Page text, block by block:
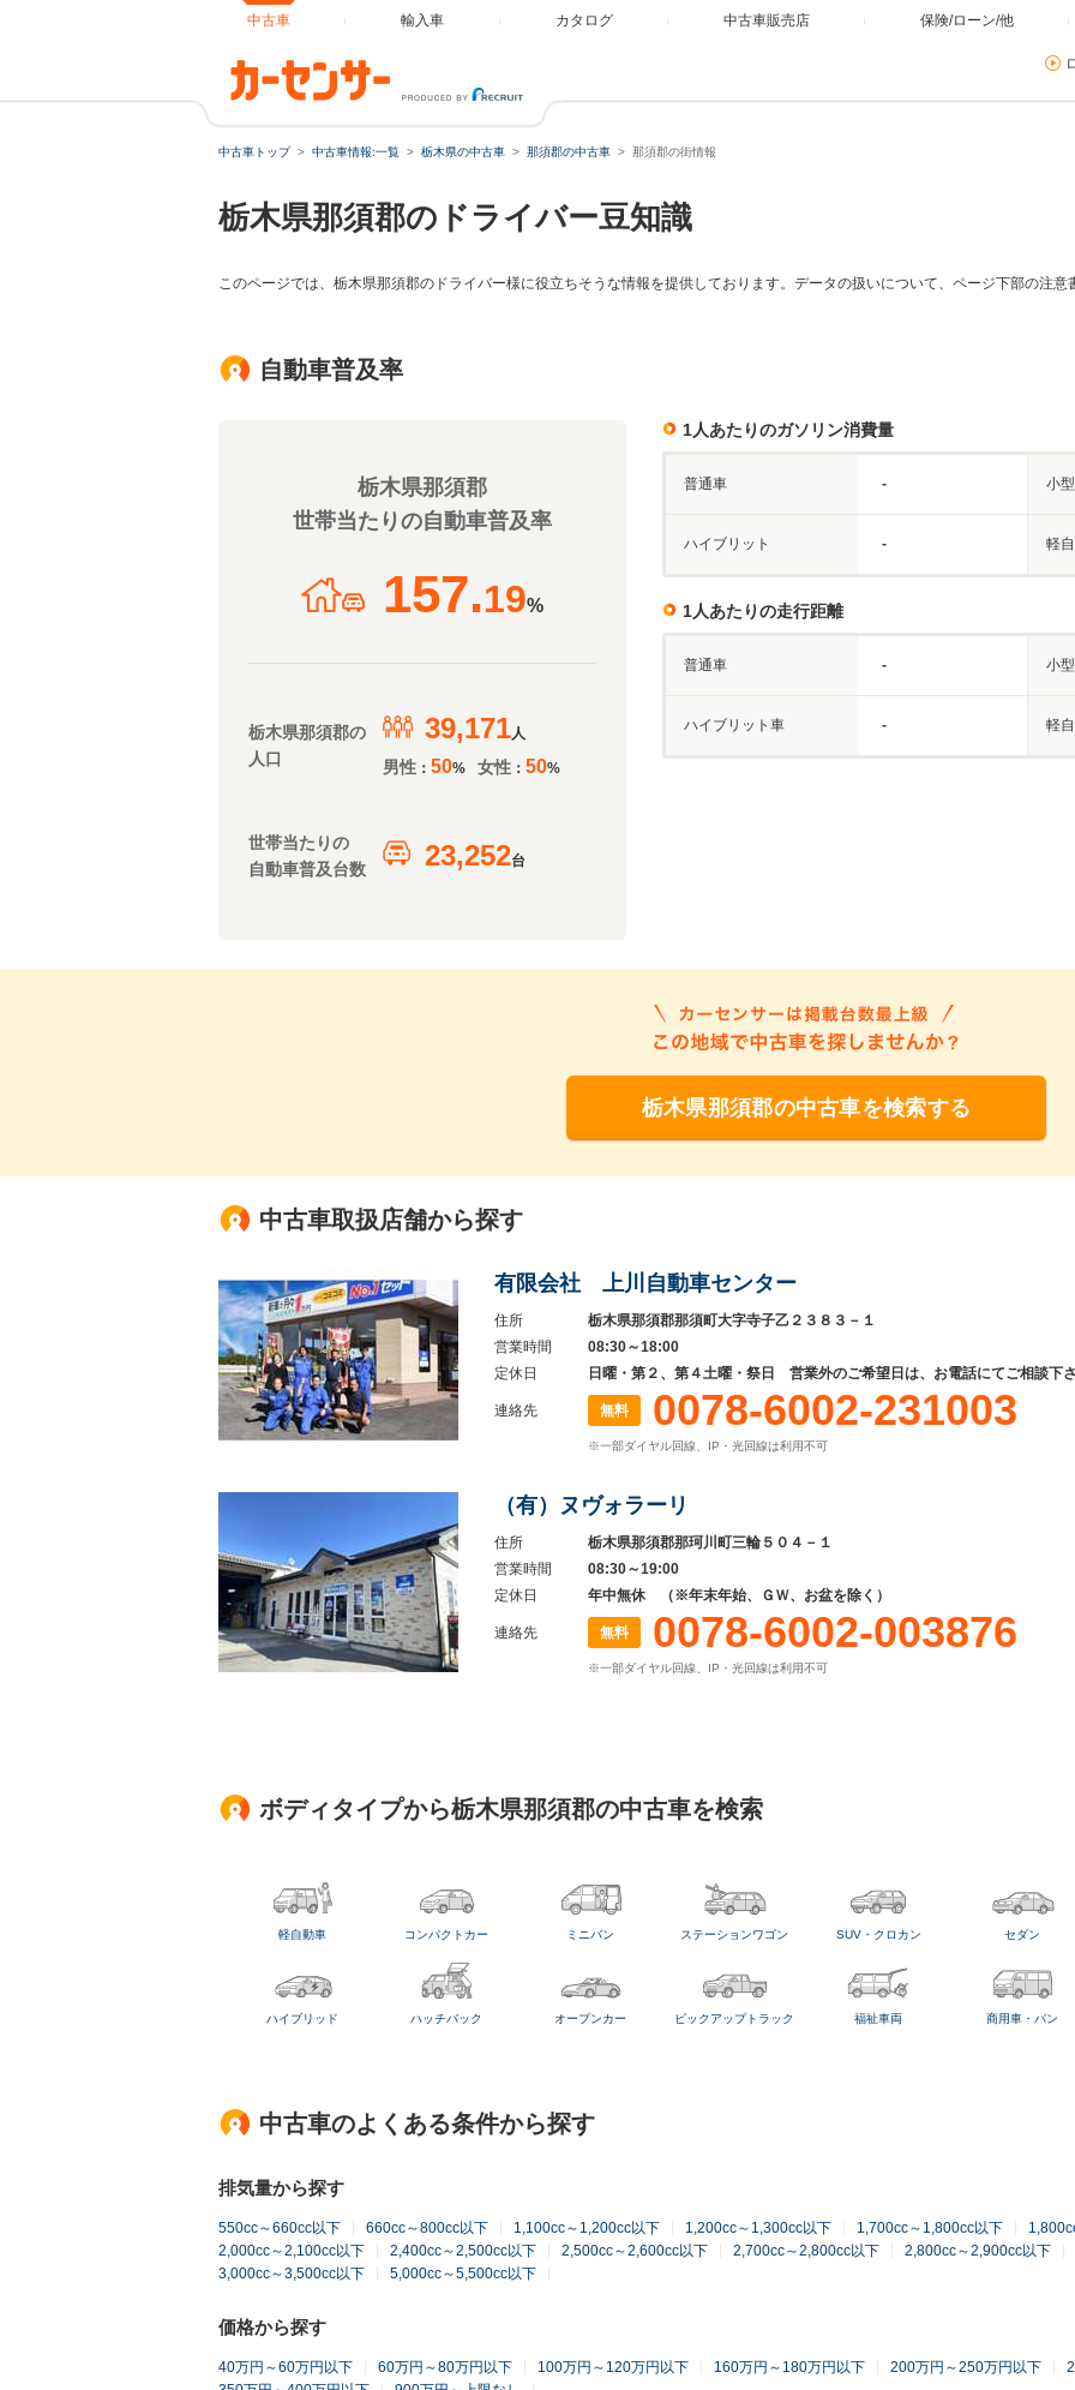
中古車 輸入車 カタログ 中古車販売店 保険/ローン/他
中古車トップ 中古車情報:一覧 栃木県の中古車 那須郡の中古車 那須郡の街情報
栃木県那須郡のドライバー豆知識
このページでは、栃木県那須郡のドライバー様に役立ちそうな情報を提供しております。データの扱いについて、ページ下部の注意
自動車普及率
栃木県那須郡
世帯当たりの自動車普及率
157.19%
栃木県那須郡の
人口
39,171人
男性 ： 50% 女性 ： 50%
世帯当たりの
自動車普及台数
23,252台
1人あたりのガソリン消費量
普通車 - 小
ハイブリット - 軽
1人あたりの走行距離
普通車 - 小
ハイブリット車 - 軽
栃木県那須郡の中古車を検索する
中古車取扱店舗から探す
有限会社 上川自動車センター
住所
栃木県那須郡那須町大字寺子乙２３８３－１
営業時間
08:30～18:00
定休日
日曜・第２、第４土曜・祭日 営業外のご希望日は、お電話にてご相談下
連絡先 無料 0078-6002-231003
※一部ダイヤル回線、IP・光回線は利用不可
（有）ヌヴォラーリ
住所
栃木県那須郡那珂川町三輪５０４－１
営業時間
08:30～19:00
定休日
年中無休 （※年末年始、ＧＷ、お盆を除く）
連絡先 無料 0078-6002-003876
※一部ダイヤル回線、IP・光回線は利用不可
ボディタイプから栃木県那須郡の中古車を検索
軽自動車 コンパクトカー ミニバン ステーションワゴン SUV・クロカン セダン
ハイブリッド ハッチバック オープンカー ピックアップトラック 福祉車両 商用車・バン
中古車のよくある条件から探す
排気量から探す
550cc～660cc以下 660cc～800cc以下 1,100cc～1,200cc以下 1,200cc～1,300cc以下 1,700cc～1,800cc以下
2,000cc～2,100cc以下
2,400cc～2,500cc以下 2,500cc～2,600cc以下 2,700cc～2,800cc以下
2,800cc～2,900cc以下
3,000cc～3,500cc以下
5,000cc～5,500cc以下
価格から探す
40万円～60万円以下 60万円～80万円以下 100万円～120万円以下 160万円～180万円以下 200万円～250万円以下